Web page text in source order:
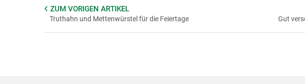
ZUM VORIGEN ARTIKEL
Truthahn und Mettenwürstel für die Feiertage Gut